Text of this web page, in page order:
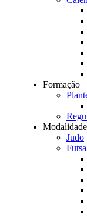
Formação
Judo